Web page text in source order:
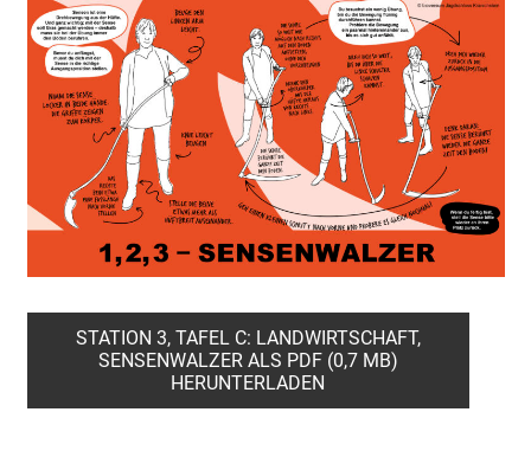
STATION 3, TAFEL C: LANDWIRTSCHAFT,
SENSENWALZER ALS PDF (0,7 MB)
HERUNTERLADEN